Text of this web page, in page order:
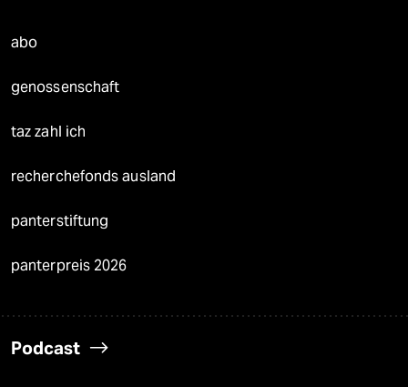
abo
genossenschaft
taz zahl ich
recherchefonds ausland
panterstiftung
panterpreis 2026
Podcast